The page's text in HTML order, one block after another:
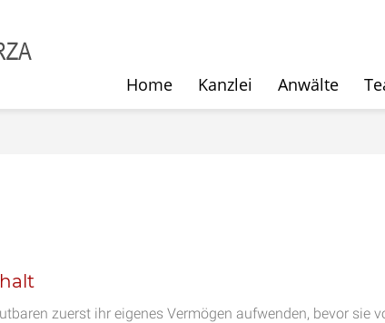
Home Kanzlei Anwälte
zuerst ihr eigenes Vermögen aufwenden, bevor sie